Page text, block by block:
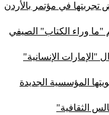
في مؤتمر بالأردن
"ما وراء الكتاب" الصيفي
المؤسسية الجديدة
الثقافية"